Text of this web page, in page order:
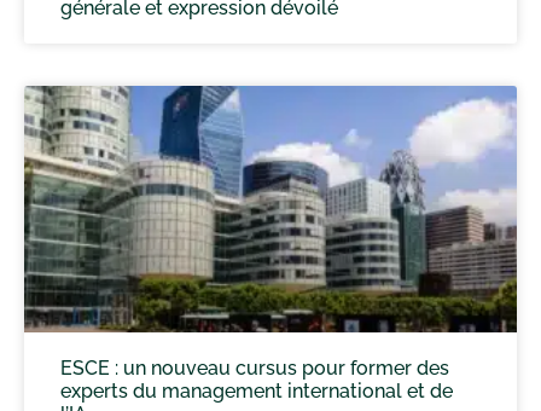
générale et expression dévoilé
ESCE : un nouveau cursus pour former des
experts du management international et de